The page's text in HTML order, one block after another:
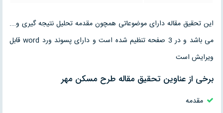
این تحقیق مقاله دارای موضوعاتی همچون مقدمه تحلیل نتیجه گیری و….
می باشد و در 3 صفحه تنظیم شده است و دارای پسوند ورد word قابل
ویرایش است
برخی از عناوین تحقیق مقاله طرح مسکن مهر
مقدمه